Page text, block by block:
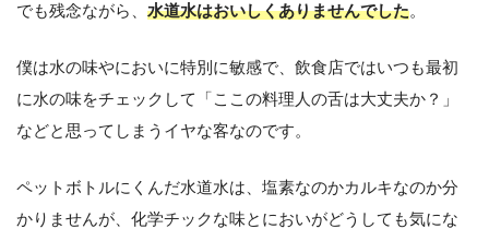
でも残念ながら、 水道水はおいしくありませんでした。
僕は水の味やにおいに特別に敏感で、飲食店ではいつも最初
に水の味をチェックして「ここの料理人の舌は大丈夫か？」
などと思ってしまうイヤな客なのです。
ペットボトルにくんだ水道水は、塩素なのかカルキなのか分
かりませんが、化学チックな味とにおいがどうしても気にな